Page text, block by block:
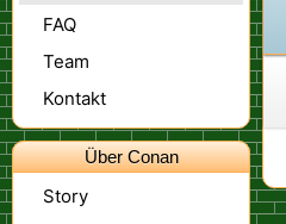
FAQ
Team
Kontakt
Über Conan
Story